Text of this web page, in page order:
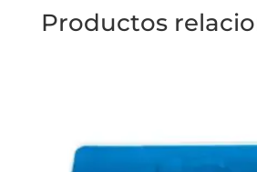
Productos